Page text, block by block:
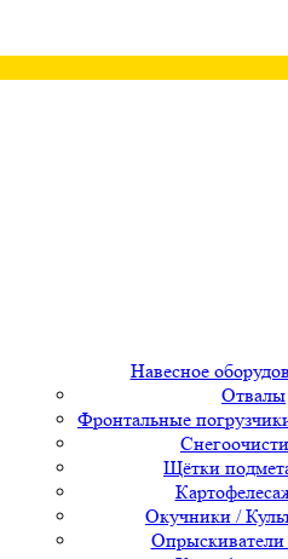
Навесное
Отвалы
Фронтальные
Щётки
Окучники /
Опрыскиватели